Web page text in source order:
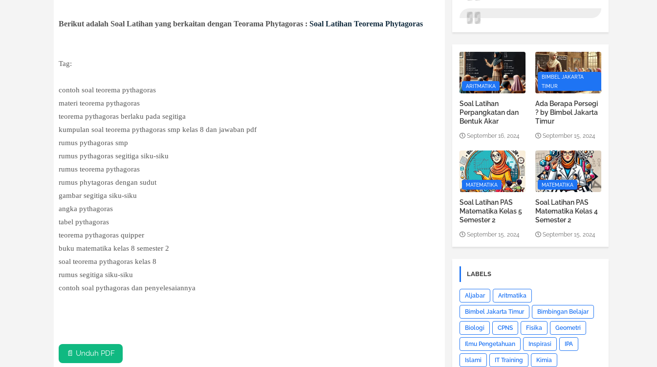
Berikut adalah Soal Latihan yang berkaitan dengan Teorama Phytagoras : Soal Latihan Teorema Phytagoras
Tag:
contoh soal teorema pythagoras
materi teorema pythagoras
teorema pythagoras berlaku pada segitiga
kumpulan soal teorema pythagoras smp kelas 8 dan jawaban pdf
rumus pythagoras smp
rumus pythagoras segitiga siku-siku
rumus teorema pythagoras
rumus phytagoras dengan sudut
gambar segitiga siku-siku
angka pythagoras
tabel pythagoras
teorema pythagoras quipper
buku matematika kelas 8 semester 2
soal teorema pythagoras kelas 8
rumus segitiga siku-siku
contoh soal pythagoras dan penyelesaiannya
📄 Unduh PDF
ARITMATIKA
Soal Latihan
Perpangkatan dan
Bentuk Akar
September 16, 2024
BIMBEL JAKARTA
TIMUR
Ada Berapa Persegi
? by Bimbel Jakarta
Timur
September 15, 2024
MATEMATIKA
Soal Latihan PAS
Matematika Kelas 5
Semester 2
September 15, 2024
MATEMATIKA
Soal Latihan PAS
Matematika Kelas 4
Semester 2
September 15, 2024
LABELS
Aljabar Aritmatika
Bimbel Jakarta Timur Bimbingan Belajar
Biologi CPNS Fisika Geometri
Ilmu Pengetahuan Inspirasi IPA
Islami IT Training Kimia